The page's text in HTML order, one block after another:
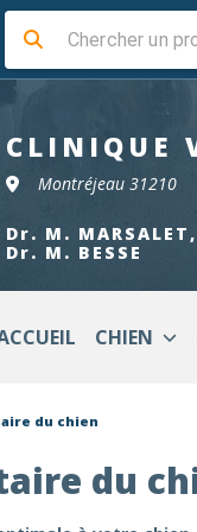
CLINIQUE
Montréjeau 31210
Dr. M.
Dr. M. BESSE
CHIEN
du chien
du